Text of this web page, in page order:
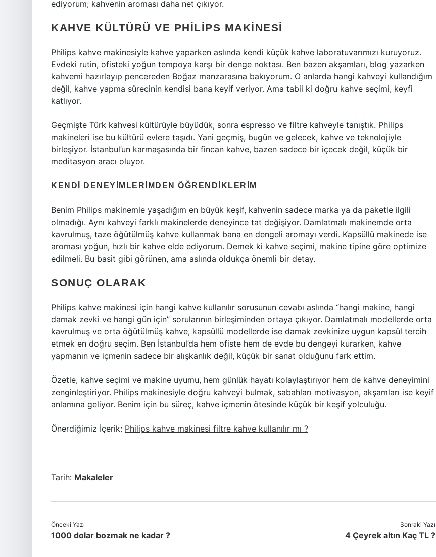
ediyorum; kahvenin aroması daha net çıkıyor.
KAHVE KÜLTÜRÜ VE PHILIPS MAKINESI
Philips kahve makinesiyle kahve yaparken aslında kendi küçük kahve laboratuvarımızı kuruyoruz.
Evdeki rutin, ofisteki yoğun tempoya karşı bir denge noktası. Ben bazen akşamları, blog yazarken
kahvemi hazırlayıp pencereden Boğaz manzarasına bakıyorum. O anlarda hangi kahveyi kullandığım
değil, kahve yapma sürecinin kendisi bana keyif veriyor. Ama tabii ki doğru kahve seçimi, keyfi
katlıyor.
Geçmişte Türk kahvesi kültürüyle büyüdük, sonra espresso ve filtre kahveyle tanıştık. Philips
makineleri ise bu kültürü evlere taşıdı. Yani geçmiş, bugün ve gelecek, kahve ve teknolojiyle
birleşiyor. İstanbul’un karmaşasında bir fincan kahve, bazen sadece bir içecek değil, küçük bir
meditasyon aracı oluyor.
KENDI DENEYIMLERIMDEN ÖĞRENDIKLERIM
Benim Philips makinemle yaşadığım en büyük keşif, kahvenin sadece marka ya da paketle ilgili
olmadığı. Aynı kahveyi farklı makinelerde deneyince tat değişiyor. Damlatmalı makinemde orta
kavrulmuş, taze öğütülmüş kahve kullanmak bana en dengeli aromayı verdi. Kapsüllü makinede ise
aroması yoğun, hızlı bir kahve elde ediyorum. Demek ki kahve seçimi, makine tipine göre optimize
edilmeli. Bu basit gibi görünen, ama aslında oldukça önemli bir detay.
SONUÇ OLARAK
Philips kahve makinesi için hangi kahve kullanılır sorusunun cevabı aslında “hangi makine, hangi
damak zevki ve hangi gün için” sorularının birleşiminden ortaya çıkıyor. Damlatmalı modellerde orta
kavrulmuş ve orta öğütülmüş kahve, kapsüllü modellerde ise damak zevkinize uygun kapsül tercih
etmek en doğru seçim. Ben İstanbul’da hem ofiste hem de evde bu dengeyi kurarken, kahve
yapmanın ve içmenin sadece bir alışkanlık değil, küçük bir sanat olduğunu fark ettim.
Özetle, kahve seçimi ve makine uyumu, hem günlük hayatı kolaylaştırıyor hem de kahve deneyimini
zenginleştiriyor. Philips makinesiyle doğru kahveyi bulmak, sabahları motivasyon, akşamları ise keyif
anlamına geliyor. Benim için bu süreç, kahve içmenin ötesinde küçük bir keşif yolculuğu.
Önerdiğimiz İçerik: Philips kahve makinesi filtre kahve kullanılır mı ?
Tarih: Makaleler
Önceki Yazı
1000 dolar bozmak ne kadar ?
Sonraki Yazı
4 Çeyrek altın Kaç TL ?